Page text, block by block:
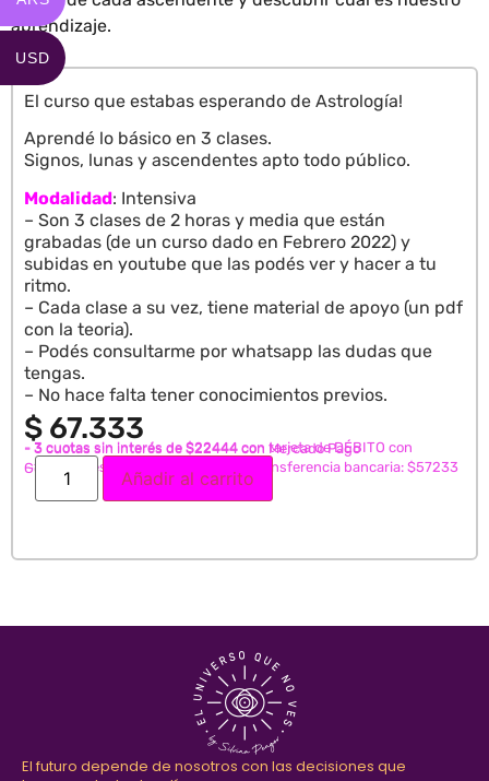
aprendizaje.
El curso que estabas esperando de Astrología!
Aprendé lo básico en 3 clases.
Signos, lunas y ascendentes apto todo público.
Modalidad: Intensiva
– Son 3 clases de 2 horas y media que están
grabadas (de un curso dado en Febrero 2022) y
subidas en youtube que las podés ver y hacer a tu
ritmo.
– Cada clase a su vez, tiene material de apoyo (un pdf
con la teoria).
– Podés consultarme por whatsapp las dudas que
tengas.
– No hace falta tener conocimientos previos.
$ 67.333
- 3 cuotas sin interés de $22444 con Mercado Pago
- 3 cuotas sin interés de $22444 con tarjeta de DÉBITO con
GoCuotas
- 15% de descuento abonando con transferencia bancaria: $57233
Añadir al carrito
El futuro depende de nosotros con las decisiones que
USD